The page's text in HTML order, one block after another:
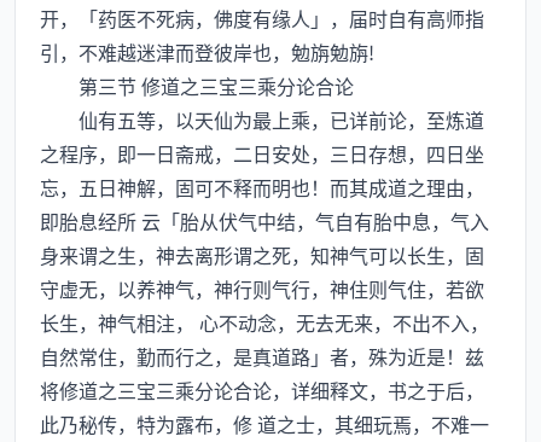
开，「药医不死病，佛度有缘人」，届时自有高师指
引，不难越迷津而登彼岸也，勉旃勉旃!
第三节 修道之三宝三乘分论合论
仙有五等，以天仙为最上乘，已详前论，至炼道
之程序，即一日斋戒，二日安处，三日存想，四日坐
忘，五日神解，固可不释而明也！而其成道之理由，
即胎息经所 云「胎从伏气中结，气自有胎中息，气入
身来谓之生，神去离形谓之死，知神气可以长生，固
守虚无，以养神气，神行则气行，神住则气住，若欲
长生，神气相注， 心不动念，无去无来，不出不入，
自然常住，勤而行之，是真道路」者，殊为近是！兹
将修道之三宝三乘分论合论，详细释文，书之于后，
此乃秘传，特为露布，修 道之士，其细玩焉，不难一